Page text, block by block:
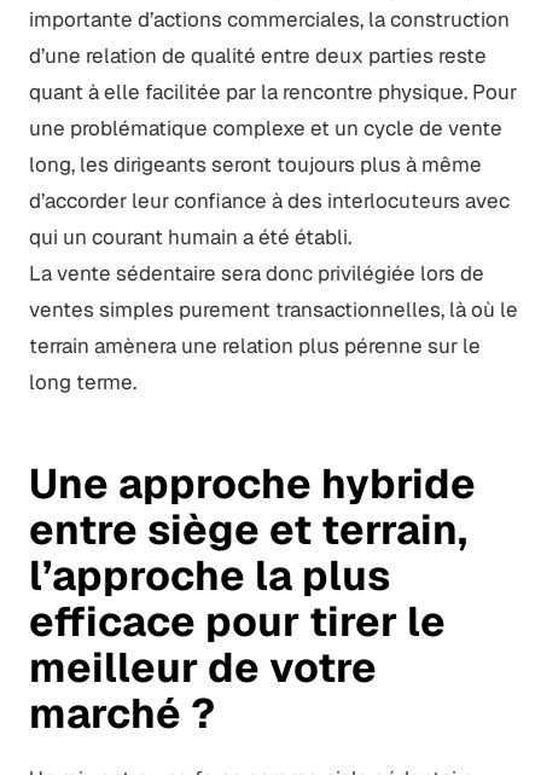
importante d’actions commerciales, la construction
d’une relation de qualité entre deux parties reste
quant à elle facilitée par la rencontre physique. Pour
une problématique complexe et un cycle de vente
long, les dirigeants seront toujours plus à même
d’accorder leur confiance à des interlocuteurs avec
qui un courant humain a été établi.
La vente sédentaire sera donc privilégiée lors de
ventes simples purement transactionnelles, là où le
terrain amènera une relation plus pérenne sur le
long terme.
Une approche hybride
entre siège et terrain,
l’approche la plus
efficace pour tirer le
meilleur de votre
marché ?